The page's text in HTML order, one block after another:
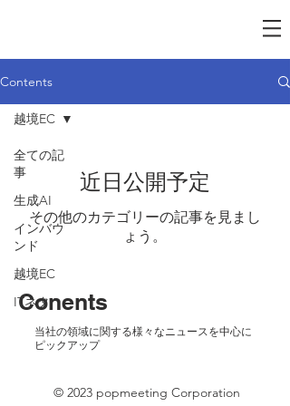
Contents
全ての記
事
生成AI
インバウ
ンド
越境EC
ITネタ
越境EC
近日公開予定
その他のカテゴリーの記事を見まし
ょう。
Conents
​当社の領域に関する様々なニュースを中心に
ピックアップ
© 2023 popmeeting Corporation